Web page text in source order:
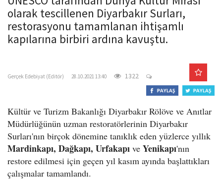
o
n
olarak tescillenen Diyarbakır Surları,
restorasyonu tamamlanan ihtişamlı
kapılarına birbiri ardına kavuştu.
Gerçek Edebiyat (Editör) 28.10.2021 13:40 1322
Kültür ve Turizm Bakanlığı Diyarbakır Rölöve ve Anıtlar
Müdürlüğünün uzman restoratörlerinin Diyarbakır
Surları'nın birçok dönemine tanıklık eden yüzlerce yıllık
Mardinkapı, Dağkapı, Urfakapı ve Yenikapı'nın
restore edilmesi için geçen yıl kasım ayında başlattıkları
çalışmalar tamamlandı.